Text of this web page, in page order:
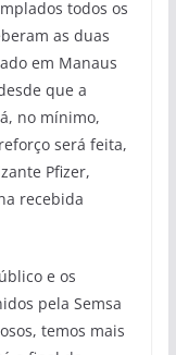
todos os
as duas
em Manaus
que a
no mínimo,
será feita,
Pfizer,
recebida
e os
pela Semsa
temos mais